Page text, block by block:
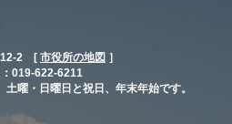
12-2 [ 市役所の地図 ］
019-622-6211
曜・日曜日と祝日、年末年始です。